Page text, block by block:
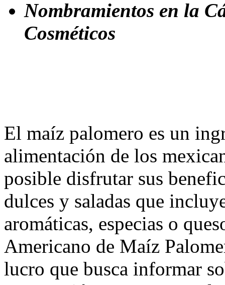
Nombramientos en la
Cosméticos
El maíz palomero es un
alimentación de los
posible disfrutar sus
dulces y saladas que
aromáticas, especias o
Americano de Maíz
lucro que busca informar